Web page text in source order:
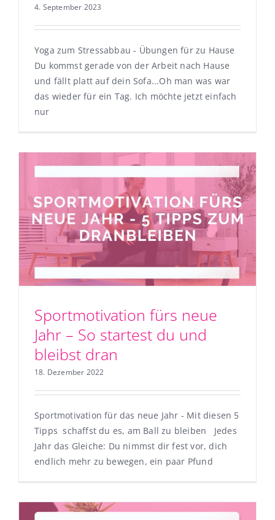
4. September 2023
Yoga zum Stressabbau - Übungen für zu Hause
Du kommst gerade von der Arbeit nach Hause
und fällt platt auf dein Sofa...Oh man was war
das wieder für ein Tag. Ich möchte jetzt einfach
nur
Sportmotivation fürs neue
Jahr – So startest du und
bleibst dran
18. Dezember 2022
Sportmotivation für das neue Jahr - Mit diesen 5
Tipps schaffst du es, am Ball zu bleiben Jedes
Jahr das Gleiche: Du nimmst dir fest vor, dich
endlich mehr zu bewegen, ein paar Pfund